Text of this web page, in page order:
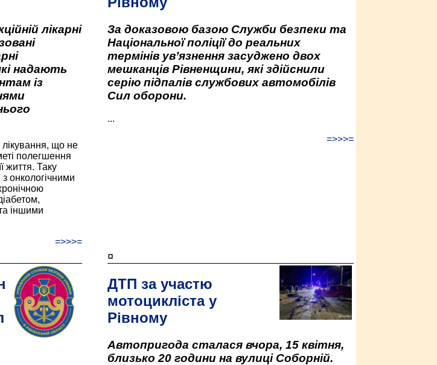
лікарні
надають
із
що не
полегшення
життя. Таку
онкологічними
іншими
=>>>=
За доказовою базою Служби безпеки та
Національної поліції до реальних
термінів ув’язнення засуджено двох
мешканців Рівненщини, які здійснили
серію підпалів службових автомобілів
Сил оборони.
...
=>>>=
¤
ДТП за участю
мотоцикліста у
Рівному
Автопригода сталася вчора, 15 квітня,
близько 20 години на вулиці Соборній.